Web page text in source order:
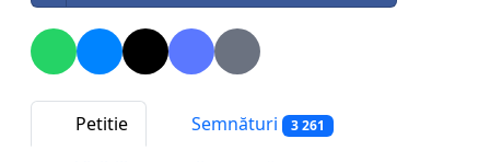
Petitie Semnături 3 261